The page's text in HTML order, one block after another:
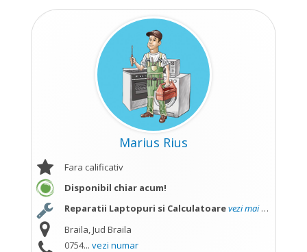
Marius Rius
Fara calificativ
Disponibil chiar acum!
Reparatii Laptopuri si Calculatoarevezi mai mult
Braila, Jud Braila
0754... vezi numar